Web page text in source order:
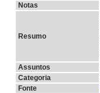
Notas
Resumo
Assuntos
Categoria
Fonte